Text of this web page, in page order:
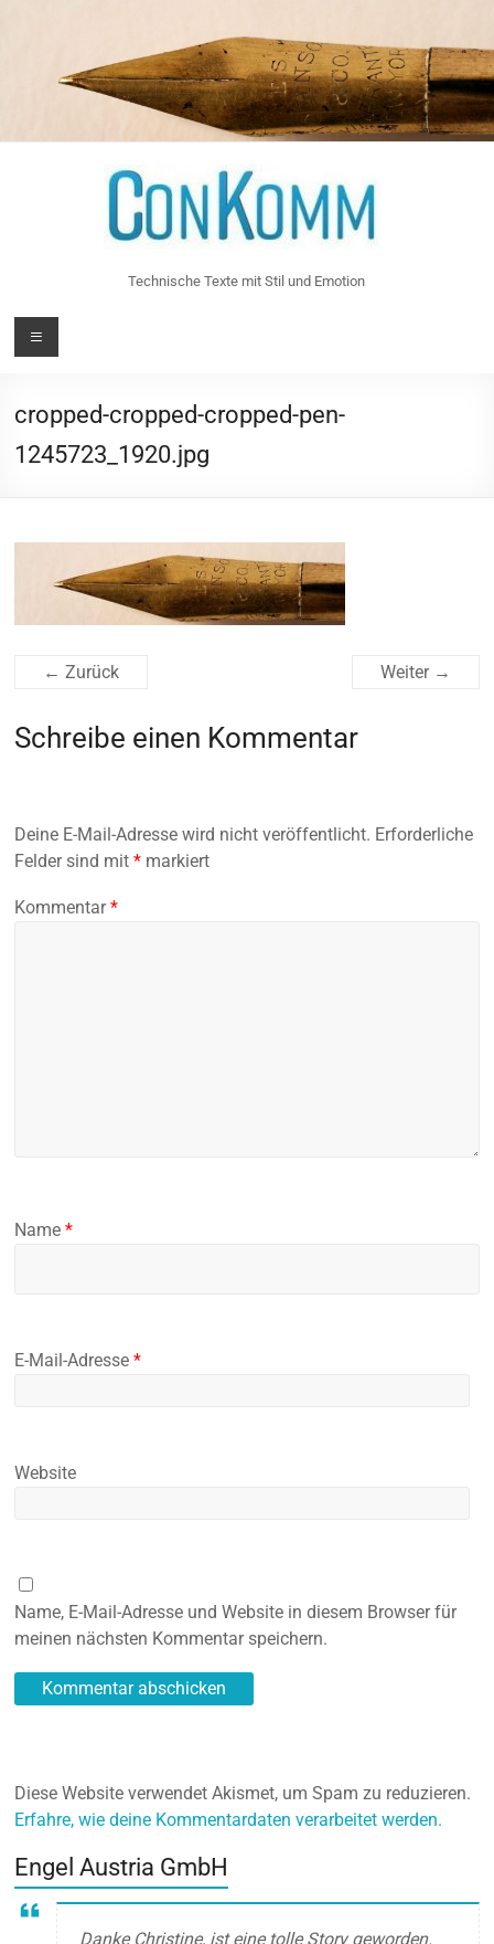
Technische Texte mit Stil und Emotion
Menü
cropped-cropped-cropped-pen-
1245723_1920.jpg
← Zurück Weiter →
Schreibe einen Kommentar
Deine E-Mail-Adresse wird nicht veröffentlicht. Erforderliche
Felder sind mit* markiert
Kommentar*
Name*
E-Mail-Adresse*
Website
Name, E-Mail-Adresse und Website in diesem Browser für
meinen nächsten Kommentar speichern.
Diese Website verwendet Akismet, um Spam zu reduzieren.
Erfahre, wie deine Kommentardaten verarbeitet werden.
Engel Austria GmbH
Danke Christine, ist eine tolle Story geworden.